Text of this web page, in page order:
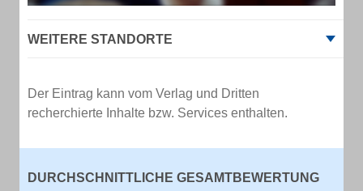
WEITERE STANDORTE
Der Eintrag kann vom Verlag und Dritten
recherchierte Inhalte bzw. Services enthalten.
DURCHSCHNITTLICHE GESAMTBEWERTUNG